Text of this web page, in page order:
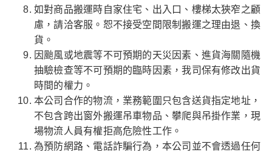
如對商品搬運時自家住宅、出入口、樓梯太狹窄之顧
慮，請洽客服。恕不接受空間限制搬運之理由退、換
貨。
因颱風或地震等不可預期的天災因素、進貨海關隨機
抽驗檢查等不可預期的臨時因素，我司保有修改出貨
時間的權力。
本公司合作的物流，業務範圍只包含送貨指定地址，
不包含跨出窗外搬運吊車物品、攀爬與吊掛作業，現
場物流人員有權拒高危險性工作。
為預防網路、電話詐騙行為，本公司並不會透過任何